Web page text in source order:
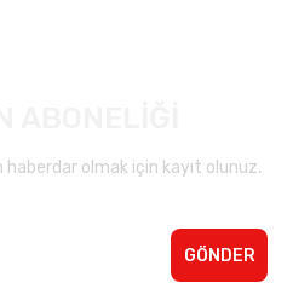
haberdar olmak için kayıt olunuz.
GÖNDER